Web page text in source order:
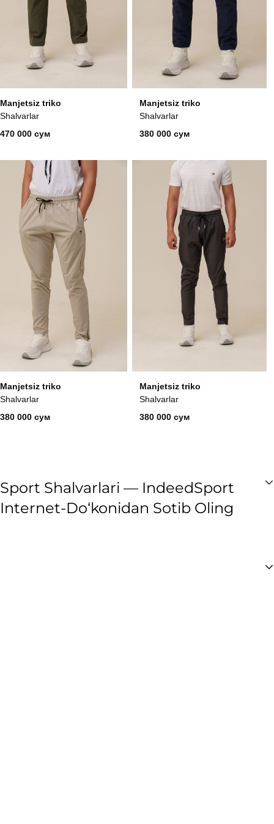
Manjetsiz triko
Shalvarlar
470 000 сум
Manjetsiz triko
Shalvarlar
380 000 сум
Manjetsiz triko
Shalvarlar
380 000 сум
Manjetsiz triko
Shalvarlar
380 000 сум